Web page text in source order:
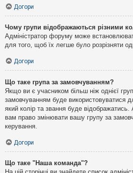
Догори
Чому групи відображаються різними
Адміністратор форуму може
для того, щоб їх легше було розрізняти
Догори
Що таке група за замовчуванням?
Якщо ви є учасником більш ніж однієї
замовчуванням буде використовуватися
який колір та звання буде
вам право змінювати вашу групу за
керування.
Догори
Що таке "Наша команда"?